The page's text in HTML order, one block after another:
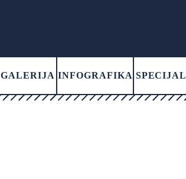
GALERIJA INFOGRAFIKA SPECIJAL